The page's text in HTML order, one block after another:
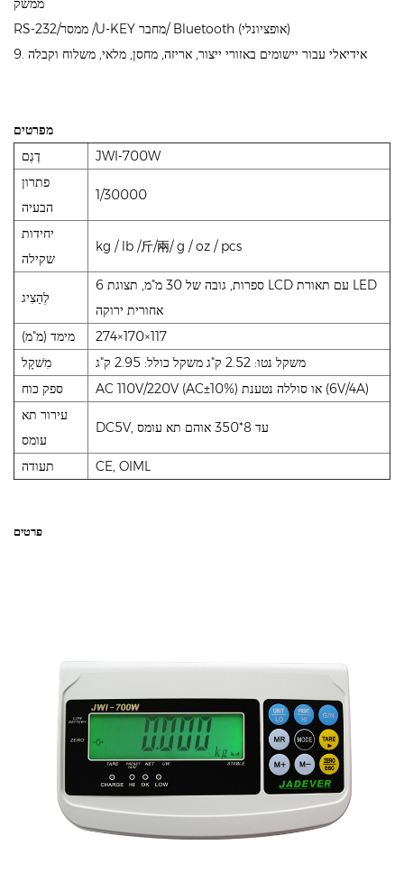
RS-232/ממסר /U-KEY מחבר/ Bluetooth (אופציונלי)
9. אידיאלי עבור יישומים באזורי ייצור, אריזה, מחסן, מלאי, משלוח וקבלה
מפרטים
דֶגֶם
JWI-700W
פתרון
הבעיה
1/30000
יחידות
שקילה
kg / lb /斤/兩/ g / oz / pcs
לְהַצִיג
6 ספרות, גובה של 30 מ"מ, תצוגת LCD עם תאורת LED
אחורית ירוקה
מימד (מ"מ)
274×170×117
מִשׁקָל
משקל נטו: 2.52 ק"ג משקל כולל: 2.95 ק"ג
ספק כוח
AC 110V/220V (AC±10%) או סוללה נטענת (6V/4A)
עירור תא
עומס
DC5V, עד 8*350 אוהם תא עומס
תעודה CE, OIML
פרטים